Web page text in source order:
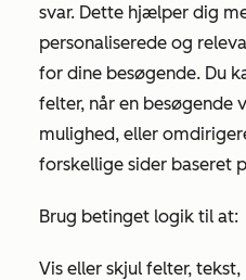
svar. Dette hjælper dig
personaliserede og
for dine besøgende. Du
felter, når en besøgende
mulighed, eller
forskellige sider baseret
Brug betinget logik til at:
Vis eller skjul felter,